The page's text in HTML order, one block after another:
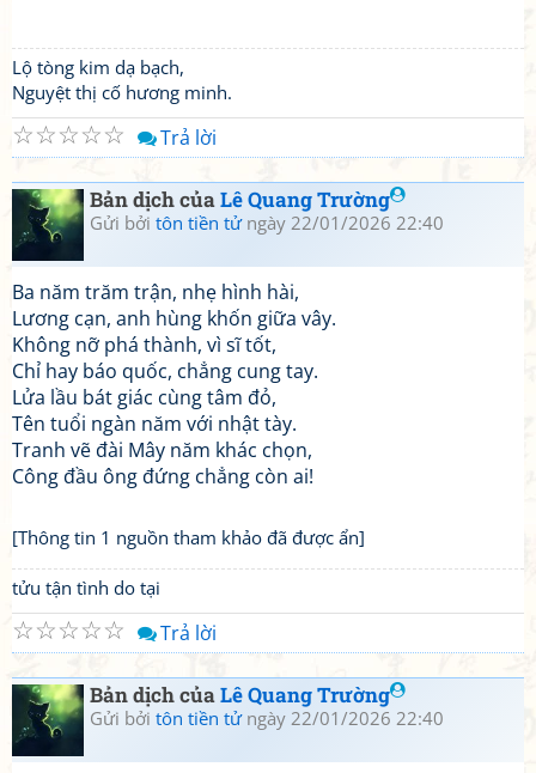
Lộ tòng kim dạ bạch,
Nguyệt thị cố hương minh.
☆
☆
☆
☆
☆ Trả lời
Bản dịch củaLê Quang Trường
Gửi bởi tôn tiền tửngày 22/01/2026 22:40
Ba năm trăm trận, nhẹ hình hài,
Lương cạn, anh hùng khốn giữa vây.
Không nỡ phá thành, vì sĩ tốt,
Chỉ hay báo quốc, chẳng cung tay.
Lửa lầu bát giác cùng tâm đỏ,
Tên tuổi ngàn năm với nhật tày.
Tranh vẽ đài Mây năm khác chọn,
Công đầu ông đứng chẳng còn ai!
[Thông tin 1 nguồn tham khảo đã được ẩn]
tửu tận tình do tại
☆
☆
☆
☆
☆ Trả lời
Bản dịch củaLê Quang Trường
Gửi bởi tôn tiền tửngày 22/01/2026 22:40